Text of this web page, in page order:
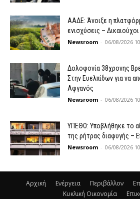
ΑΑΔΕ: Άνοιξε η
ενισχύσεις –
Newsroom - 06/08/2026
Δολοφονία 38χρονης
Στην Ευελπίδων για να
Αφγανός
Newsroom - 06/08/2026
ΥΠΕΘΟ: Υποβλήθηκε το
της ρήτρας διαφυγής –
Newsroom - 06/08/2026
Αρχική Ενέργεια Περιβάλλον
Κυκλική Οικονομία